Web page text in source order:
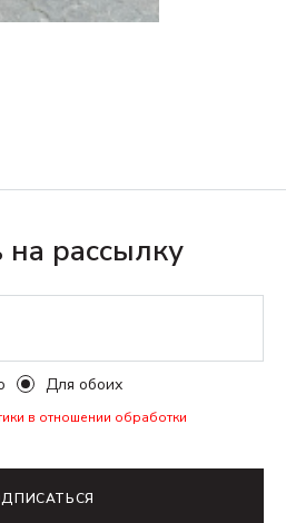
рассылку
Для обоих
в отношении обработки